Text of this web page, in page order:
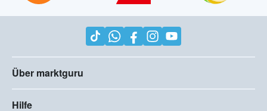
Über marktguru
Hilfe